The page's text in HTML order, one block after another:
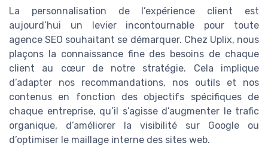
La personnalisation de l’expérience client est
aujourd’hui un levier incontournable pour toute
agence SEO souhaitant se démarquer. Chez Uplix, nous
plaçons la connaissance fine des besoins de chaque
client au cœur de notre stratégie. Cela implique
d’adapter nos recommandations, nos outils et nos
contenus en fonction des objectifs spécifiques de
chaque entreprise, qu’il s’agisse d’augmenter le trafic
organique, d’améliorer la visibilité sur Google ou
d’optimiser le maillage interne des sites web.